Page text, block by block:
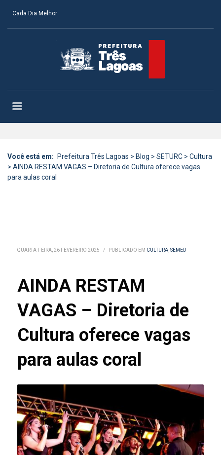
Cada Dia Melhor
Você está em: Prefeitura Três Lagoas > Blog > SETURC > Cultura
> AINDA RESTAM VAGAS – Diretoria de Cultura oferece vagas
para aulas coral
QUARTA-FEIRA, 26 FEVEREIRO 2025 / PUBLICADO EM CULTURA,SEMED
AINDA RESTAM
VAGAS – Diretoria de
Cultura oferece vagas
para aulas coral